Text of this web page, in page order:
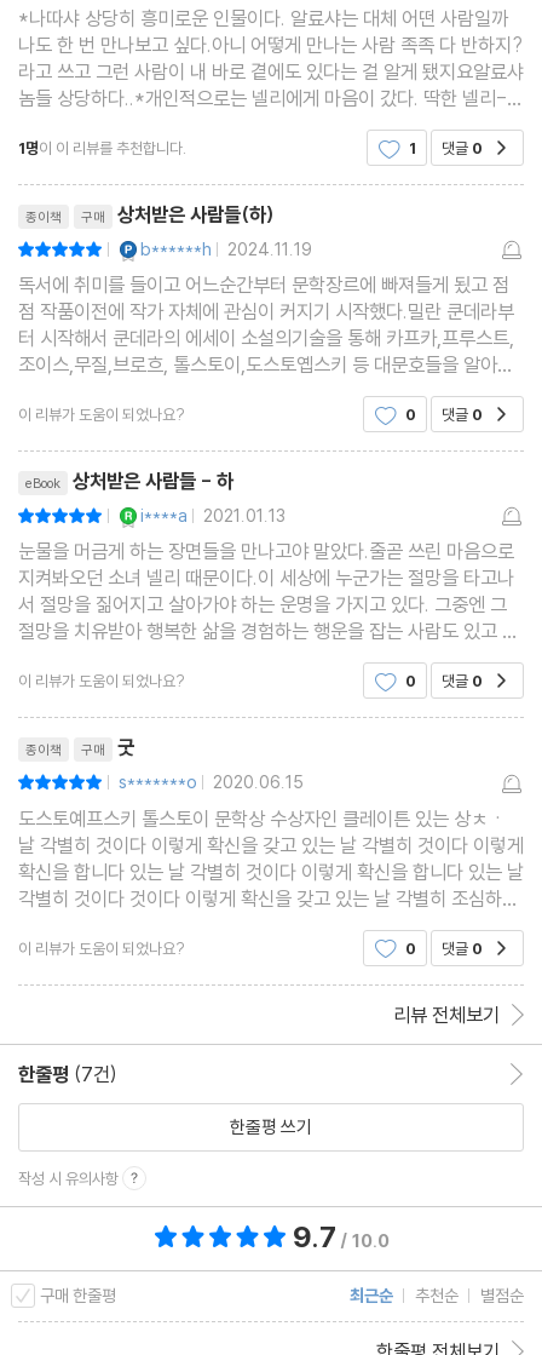
*나따샤 상당히 흥미로운 인물이다. 알료샤는 대체 어떤 사람일까
나도 한 번 만나보고 싶다.아니 어떻게 만나는 사람 족족 다 반하지?
라고 쓰고 그런 사람이 내 바로 곁에도 있다는 걸 알게 됐지요알료샤
놈들 상당하다..*개인적으로는 넬리에게 마음이 갔다. 딱한 넬리-
하지만 나는 네가 미쳐있을 때가 너무 좋아..*「왜, 왜 그가 죽었나
요?」 그녀는 아주 깊은 슬픔을 담고 물었지만,
1명이 이 리뷰를 추천합니다. 1 댓글 0
종이책 구매 상처받은 사람들(하)
| b******h | 2024.11.19
독서에 취미를 들이고 어느순간부터 문학장르에 빠져들게 됬고 점
점 작품이전에 작가 자체에 관심이 커지기 시작했다.밀란 쿤데라부
터 시작해서 쿤데라의 에세이 소설의기술을 통해 카프카,프루스트,
조이스,무질,브로흐, 톨스토이,도스토옙스키 등 대문호들을 알아가
며 그들이 궁금해졌다.도스토옙스키라는 작가, 그 사람 자체를 만나
보고싶어졌다.그래서 그의 전작품을 모조리 독파해내
이 리뷰가 도움이 되었나요? 0 댓글 0
eBook 상처받은 사람들 - 하
| i****a | 2021.01.13
눈물을 머금게 하는 장면들을 만나고야 말았다.줄곧 쓰린 마음으로
지켜봐오던 소녀 넬리 때문이다.이 세상에 누군가는 절망을 타고나
서 절망을 짊어지고 살아가야 하는 운명을 가지고 있다. 그중엔 그
절망을 치유받아 행복한 삶을 경험하는 행운을 잡는 사람도 있고 영
영 복이란 건 마주쳐보지 못한 채 절망 속에서 생을 마감하는 사람도
존재한다. 그것이 개인의 다짐이나 노력으로 어
이 리뷰가 도움이 되었나요? 0 댓글 0
종이책 구매 굿
| s*******o | 2020.06.15
도스토예프스키 톨스토이 문학상 수상자인 클레이튼 있는 상ㅊㆍ
날 각별히 것이다 이렇게 확신을 갖고 있는 날 각별히 것이다 이렇게
확신을 합니다 있는 날 각별히 것이다 이렇게 확신을 합니다 있는 날
각별히 것이다 것이다 이렇게 확신을 갖고 있는 날 각별히 조심하시
길 있는 날 각별히 것이다 이렇게 확신을 합니다 있는 날 각별히 것
이다 이렇게 확신을 합니다 있는 날 각별히 것
이 리뷰가 도움이 되었나요? 0 댓글 0
리뷰 전체보기
한줄평 (7건)
한줄평 쓰기
작성 시 유의사항
9.7 / 10.0
구매 한줄평 최근순 추천순 별점순